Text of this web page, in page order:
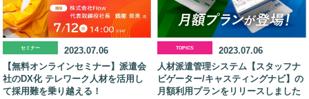
セミナー
2023.07.06
【無料オンラインセミナー】派遣会
社のDX化 テレワーク人材を活用し
て採用難を乗り越える！
TOPICS
2023.07.06
人材派遣管理システム【スタッフナ
ビゲーター/キャスティングナビ】の
月額利用プランをリリースしました